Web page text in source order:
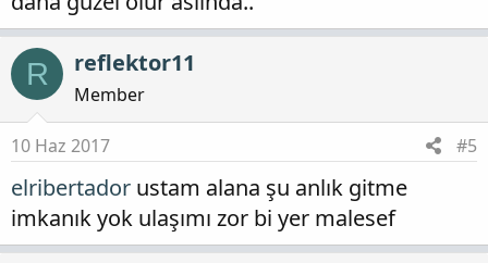
R reflektor11
Member
10 Haz 2017 #5
elribertador ustam alana şu anlık gitme
imkanık yok ulaşımı zor bi yer malesef